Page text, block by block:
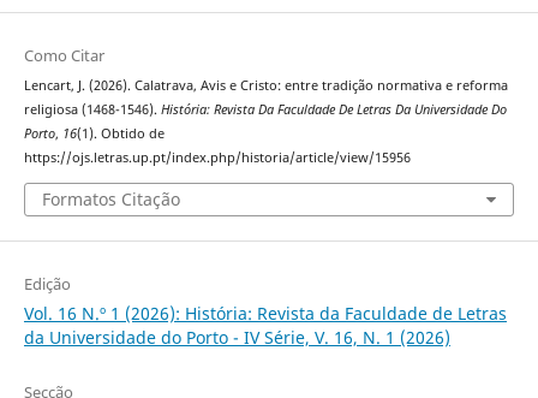
Como Citar
Lencart, J. (2026). Calatrava, Avis e Cristo: entre tradição normativa e reforma
religiosa (1468-1546). História: Revista Da Faculdade De Letras Da Universidade Do
Porto, 16(1). Obtido de
https://ojs.letras.up.pt/index.php/historia/article/view/15956
Formatos Citação
Edição
Vol. 16 N.º 1 (2026): História: Revista da Faculdade de Letras
da Universidade do Porto - IV Série, V. 16, N. 1 (2026)
Secção